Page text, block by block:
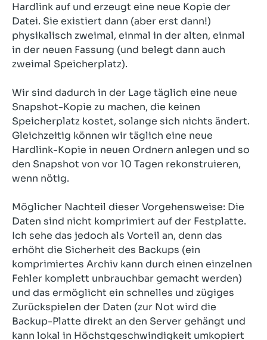
Hardlink auf und erzeugt eine neue Kopie der
Datei. Sie existiert dann (aber erst dann!)
physikalisch zweimal, einmal in der alten, einmal
in der neuen Fassung (und belegt dann auch
zweimal Speicherplatz).
Wir sind dadurch in der Lage täglich eine neue
Snapshot-Kopie zu machen, die keinen
Speicherplatz kostet, solange sich nichts ändert.
Gleichzeitig können wir täglich eine neue
Hardlink-Kopie in neuen Ordnern anlegen und so
den Snapshot von vor 10 Tagen rekonstruieren,
wenn nötig.
Möglicher Nachteil dieser Vorgehensweise: Die
Daten sind nicht komprimiert auf der Festplatte.
Ich sehe das jedoch als Vorteil an, denn das
erhöht die Sicherheit des Backups (ein
komprimiertes Archiv kann durch einen einzelnen
Fehler komplett unbrauchbar gemacht werden)
und das ermöglicht ein schnelles und zügiges
Zurückspielen der Daten (zur Not wird die
Backup-Platte direkt an den Server gehängt und
kann lokal in Höchstgeschwindigkeit umkopiert